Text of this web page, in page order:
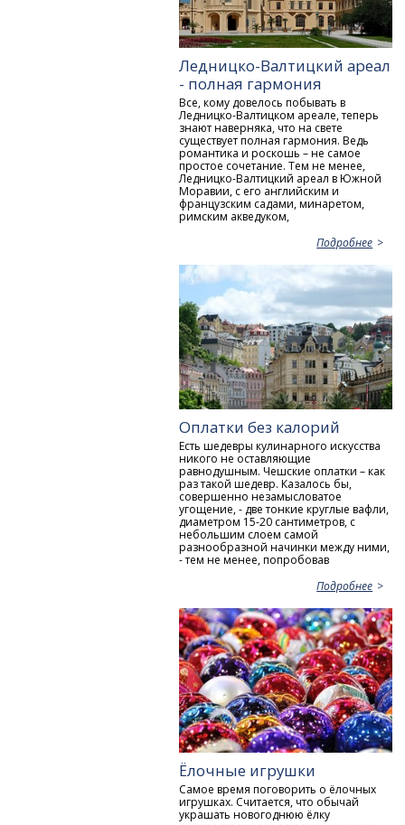
Ледницко-Валтицкий ареал
- полная гармония
Все, кому довелось побывать в
Ледницко-Валтицком ареале, теперь
знают наверняка, что на свете
существует полная гармония. Ведь
романтика и роскошь – не самое
простое сочетание. Тем не менее,
Ледницко-Валтицкий ареал в Южной
Моравии, с его английским и
французским садами, минаретом,
римским акведуком,
Подробнее
Оплатки без калорий
Есть шедевры кулинарного искусства
никого не оставляющие
равнодушным. Чешские оплатки – как
раз такой шедевр. Казалось бы,
совершенно незамысловатое
угощение, - две тонкие круглые вафли,
диаметром 15-20 сантиметров, с
небольшим слоем самой
разнообразной начинки между ними,
- тем не менее, попробовав
Подробнее
Ёлочные игрушки
Самое время поговорить о ёлочных
игрушках. Считается, что обычай
украшать новогоднюю ёлку